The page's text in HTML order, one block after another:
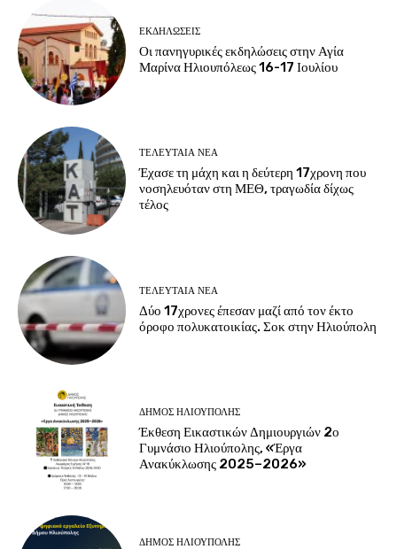
ΕΚΔΗΛΏΣΕΙΣ
Οι πανηγυρικές εκδηλώσεις στην Αγία
Μαρίνα Ηλιουπόλεως 16-17 Ιουλίου
ΤΕΛΕΥΤΑΊΑ ΝΈΑ
Έχασε τη μάχη και η δεύτερη 17χρονη που
νοσηλευόταν στη ΜΕΘ, τραγωδία δίχως
τέλος
ΤΕΛΕΥΤΑΊΑ ΝΈΑ
Δύο 17χρονες έπεσαν μαζί από τον έκτο
όροφο πολυκατοικίας. Σοκ στην Ηλιούπολη
ΔΉΜΟΣ ΗΛΙΟΎΠΟΛΗΣ
Έκθεση Εικαστικών Δημιουργιών 2ο
Γυμνάσιο Ηλιούπολης, «Έργα
Ανακύκλωσης 2025–2026»
ΔΉΜΟΣ ΗΛΙΟΎΠΟΛΗΣ